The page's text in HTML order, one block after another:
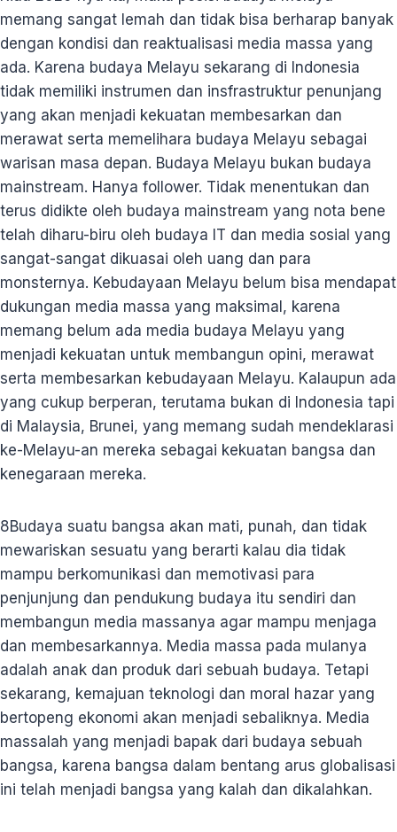
memang sangat lemah dan tidak bisa berharap banyak
dengan kondisi dan reaktualisasi media massa yang
ada. Karena budaya Melayu sekarang di Indonesia
tidak memiliki instrumen dan insfrastruktur penunjang
yang akan menjadi kekuatan membesarkan dan
merawat serta memelihara budaya Melayu sebagai
warisan masa depan. Budaya Melayu bukan budaya
mainstream. Hanya follower. Tidak menentukan dan
terus didikte oleh budaya mainstream yang nota bene
telah diharu-biru oleh budaya IT dan media sosial yang
sangat-sangat dikuasai oleh uang dan para
monsternya. Kebudayaan Melayu belum bisa mendapat
dukungan media massa yang maksimal, karena
memang belum ada media budaya Melayu yang
menjadi kekuatan untuk membangun opini, merawat
serta membesarkan kebudayaan Melayu. Kalaupun ada
yang cukup berperan, terutama bukan di Indonesia tapi
di Malaysia, Brunei, yang memang sudah mendeklarasi
ke-Melayu-an mereka sebagai kekuatan bangsa dan
kenegaraan mereka.
8Budaya suatu bangsa akan mati, punah, dan tidak
mewariskan sesuatu yang berarti kalau dia tidak
mampu berkomunikasi dan memotivasi para
penjunjung dan pendukung budaya itu sendiri dan
membangun media massanya agar mampu menjaga
dan membesarkannya. Media massa pada mulanya
adalah anak dan produk dari sebuah budaya. Tetapi
sekarang, kemajuan teknologi dan moral hazar yang
bertopeng ekonomi akan menjadi sebaliknya. Media
massalah yang menjadi bapak dari budaya sebuah
bangsa, karena bangsa dalam bentang arus globalisasi
ini telah menjadi bangsa yang kalah dan dikalahkan.